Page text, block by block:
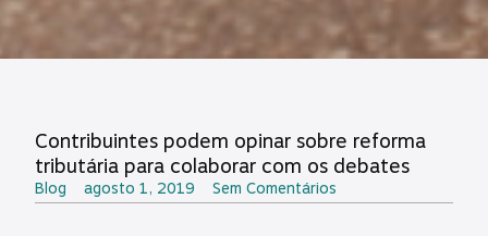
Contribuintes podem opinar sobre reforma
tributária para colaborar com os debates
Blog agosto 1, 2019 Sem Comentários